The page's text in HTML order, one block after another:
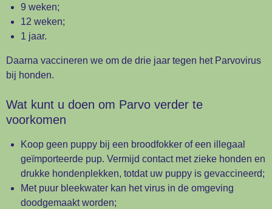
9 weken;
12 weken;
1 jaar.
Daarna vaccineren we om de drie jaar tegen het Parvovirus
bij honden.
Wat kunt u doen om Parvo verder te
voorkomen
Koop geen puppy bij een broodfokker of een illegaal
geïmporteerde pup. Vermijd contact met zieke honden en
drukke hondenplekken, totdat uw puppy is gevaccineerd;
Met puur bleekwater kan het virus in de omgeving
doodgemaakt worden;